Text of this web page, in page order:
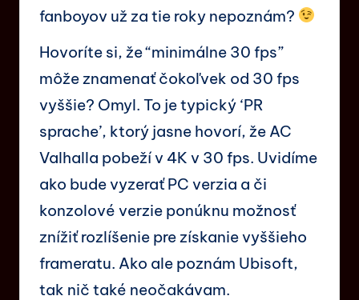
fanboyov už za tie roky nepoznám?
Hovoríte si, že “minimálne 30 fps”
môže znamenať čokoľvek od 30 fps
vyššie? Omyl. To je typický ‘PR
sprache’, ktorý jasne hovorí, že AC
Valhalla pobeží v 4K v 30 fps. Uvidíme
ako bude vyzerať PC verzia a či
konzolové verzie ponúknu možnosť
znížiť rozlíšenie pre získanie vyššieho
frameratu. Ako ale poznám Ubisoft,
tak nič také neočakávam.